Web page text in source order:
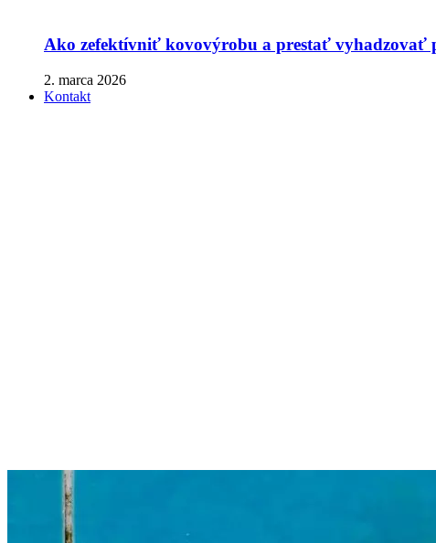
Ako zefektívniť kovovýrobu a prestať vyhadzovať
2. marca 2026
Kontakt